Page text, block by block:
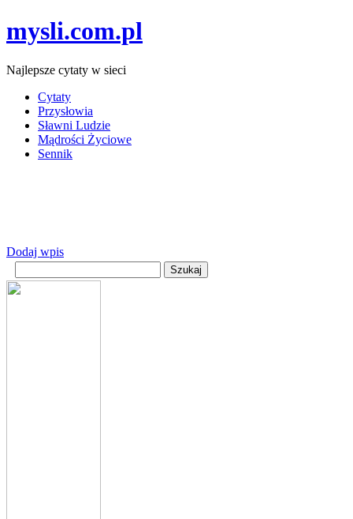
mysli.com.pl
Najlepsze cytaty w sieci
Cytaty
Przysłowia
Sławni Ludzie
Mądrości Życiowe
Sennik
Dodaj wpis